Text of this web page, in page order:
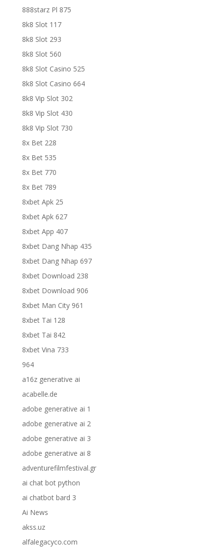
888starz Pl 875
8k8 Slot 117
8k8 Slot 293
8k8 Slot 560
8k8 Slot Casino 525
8k8 Slot Casino 664
8k8 Vip Slot 302
8k8 Vip Slot 430
8k8 Vip Slot 730
8x Bet 228
8x Bet 535
8x Bet 770
8x Bet 789
8xbet Apk 25
8xbet Apk 627
8xbet App 407
8xbet Dang Nhap 435
8xbet Dang Nhap 697
8xbet Download 238
8xbet Download 906
8xbet Man City 961
8xbet Tai 128
8xbet Tai 842
8xbet Vina 733
964
a16z generative ai
acabelle.de
adobe generative ai 1
adobe generative ai 2
adobe generative ai 3
adobe generative ai 8
adventurefilmfestival.gr
ai chat bot python
ai chatbot bard 3
Ai News
akss.uz
alfalegacyco.com